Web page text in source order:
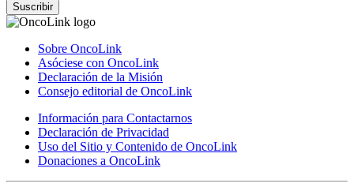
Suscribir
Sobre OncoLink
Asóciese con OncoLink
Declaración de la Misión
Consejo editorial de OncoLink
Información para Contactarnos
Declaración de Privacidad
Uso del Sitio y Contenido de OncoLink
Donaciones a OncoLink